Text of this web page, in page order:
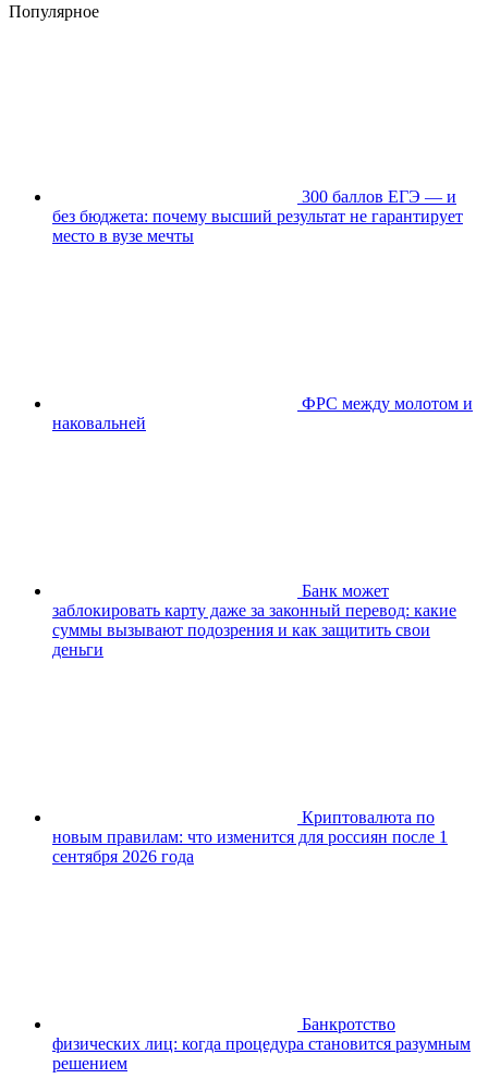
Популярное
300 баллов ЕГЭ — и
без бюджета: почему высший результат не гарантирует
место в вузе мечты
ФРС между молотом и
наковальней
Банк может
заблокировать карту даже за законный перевод: какие
суммы вызывают подозрения и как защитить свои
деньги
Криптовалюта по
новым правилам: что изменится для россиян после 1
сентября 2026 года
Банкротство
физических лиц: когда процедура становится разумным
решением